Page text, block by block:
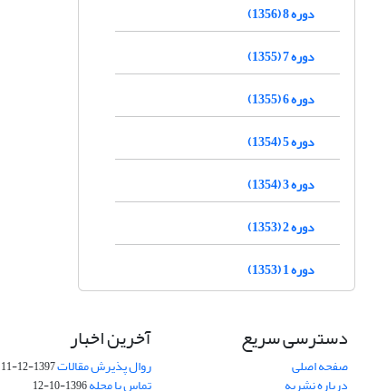
دوره 8 (1356)
دوره 7 (1355)
دوره 6 (1355)
دوره 5 (1354)
دوره 3 (1354)
دوره 2 (1353)
دوره 1 (1353)
دسترسی سریع
صفحه اصلی
درباره نشریه
آخرین اخبار
روال پذیرش مقالات1397-12-11
تماس با مجله1396-10-12